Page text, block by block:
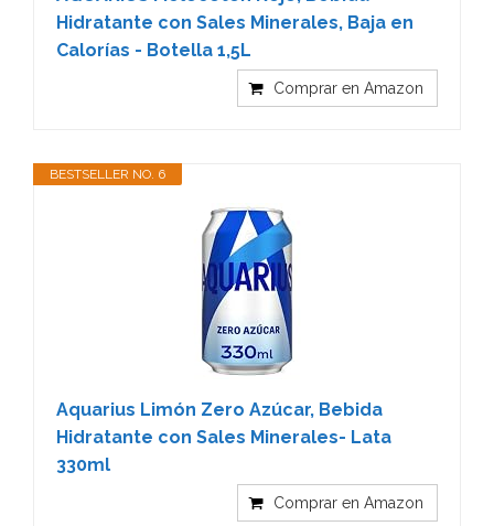
Hidratante con Sales Minerales, Baja en
Calorías - Botella 1,5L
Comprar en Amazon
BESTSELLER NO. 6
Aquarius Limón Zero Azúcar, Bebida
Hidratante con Sales Minerales- Lata
330ml
Comprar en Amazon